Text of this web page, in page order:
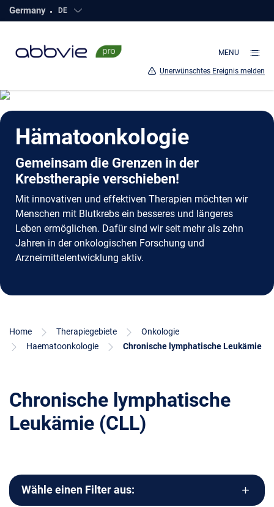
direkt
Hauptinhalt
Germany DE Click to open countries
MENU
Unerwünschtes Ereignis melden
Hämatoonkologie
Gemeinsam die Grenzen in der
Krebstherapie verschieben!
Mit innovativen und effektiven Therapien möchten wir
Menschen mit Blutkrebs ein besseres und längeres
Leben ermöglichen. Dafür sind wir seit mehr als zehn
Jahren in der onkologischen Forschung und
Arzneimittelentwicklung aktiv.
Home Therapiegebiete
Onkologie
Haematoonkologie
Chronische lymphatische Leukämie
Chronische lymphatische
Leukämie (CLL)
Wähle einen Filter aus: